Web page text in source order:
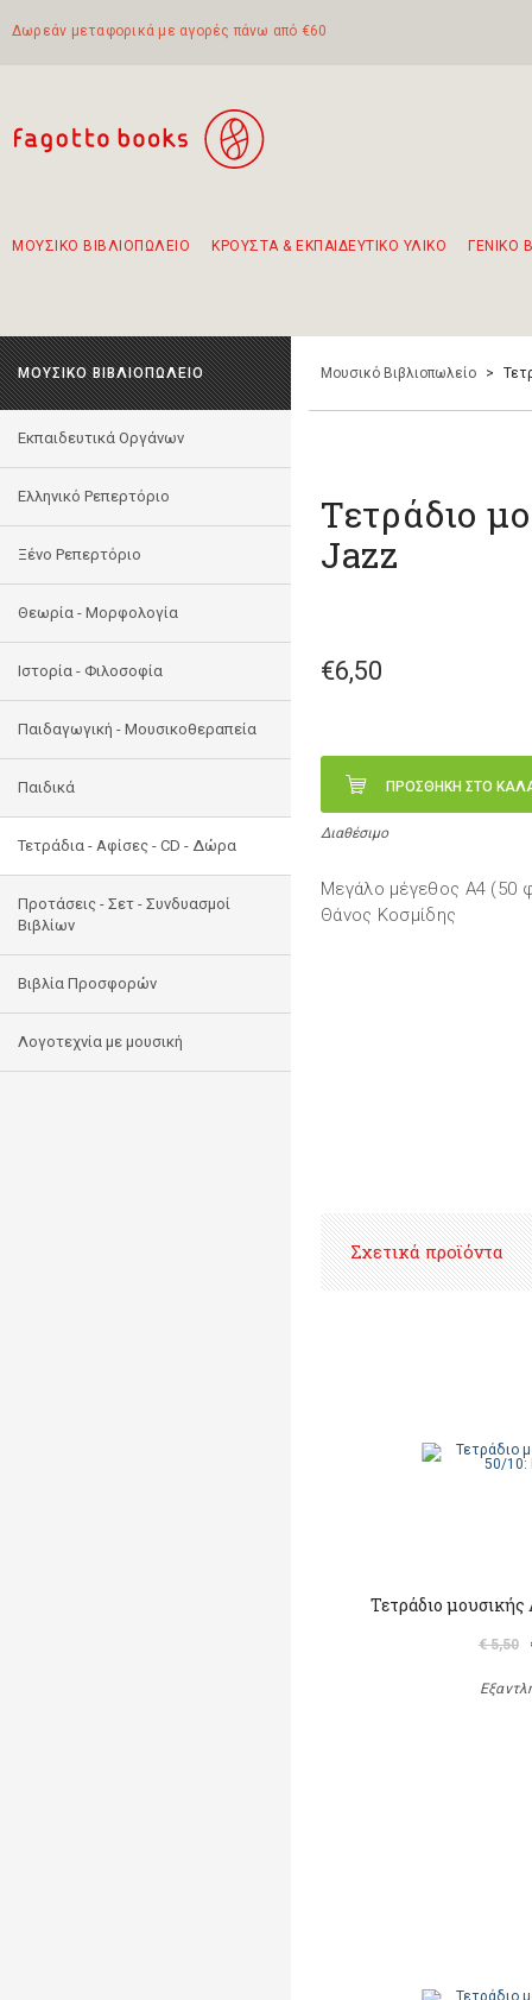
Δωρεάν μεταφορικά με αγορές πάνω από €60
ΜΟΥΣΙΚΟ ΒΙΒΛΙΟΠΩΛΕΙΟ ΚΡΟΥΣΤΑ & ΕΚΠΑΙΔΕΥΤΙΚΟ ΥΛΙΚΟ ΓΕΝΙΚΟ
ΜΟΥΣΙΚΟ ΒΙΒΛΙΟΠΩΛΕΙΟ
Εκπαιδευτικά Οργάνων
Ελληνικό Ρεπερτόριο
Ξένο Ρεπερτόριο
Θεωρία - Μορφολογία
Ιστορία - Φιλοσοφία
Παιδαγωγική - Μουσικοθεραπεία
Παιδικά
Τετράδια - Αφίσες - CD - Δώρα
Προτάσεις - Σετ - Συνδυασμοί
Βιβλίων
Βιβλία Προσφορών
Λογοτεχνία με μουσική
Μουσικό Βιβλιοπωλείο >
Τετράδιο
Jazz
€6,50
ΠΡΟΣΘΗΚΗ ΣΤΟ
Διαθέσιμο
Μεγάλο μέγεθος Α4 (50
Θάνος Κοσμίδης
Σχετικά προϊόντα
Τετράδιο
€ 5,50